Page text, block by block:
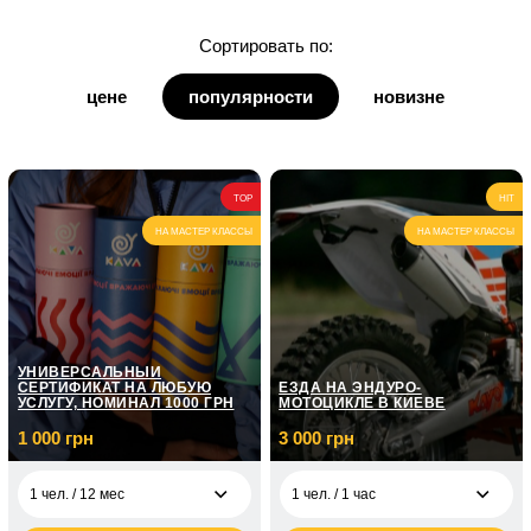
для дедушки
для бабушки
для кума
Сортировать по:
цене популярности новизне
TOP
НА МАСТЕР КЛАССЫ
УНИВЕРСАЛЬНЫЙ
СЕРТИФИКАТ НА ЛЮБУЮ
УСЛУГУ, НОМИНАЛ 1000 ГРН
1 000 грн
1 чел. / 12 мес
HIT
НА МАСТЕР КЛАССЫ
ЕЗДА НА ЭНДУРО-
МОТОЦИКЛЕ В КИЕВЕ
3 000 грн
1 чел. / 1 час